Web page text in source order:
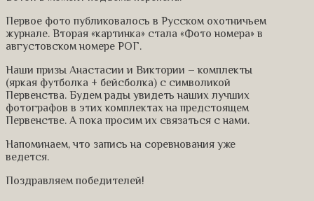
Первое фото публиковалось в Русском охотничьем
журнале. Вторая «картинка» стала «Фото номера» в
августовском номере РОГ.
Наши призы Анастасии и Виктории – комплекты
(яркая футболка + бейсболка) с символикой
Первенства. Будем рады увидеть наших лучших
фотографов в этих комплектах на предстоящем
Первенстве. А пока просим их связаться с нами.
Напоминаем, что запись на соревнования уже
ведется.
Поздравляем победителей!